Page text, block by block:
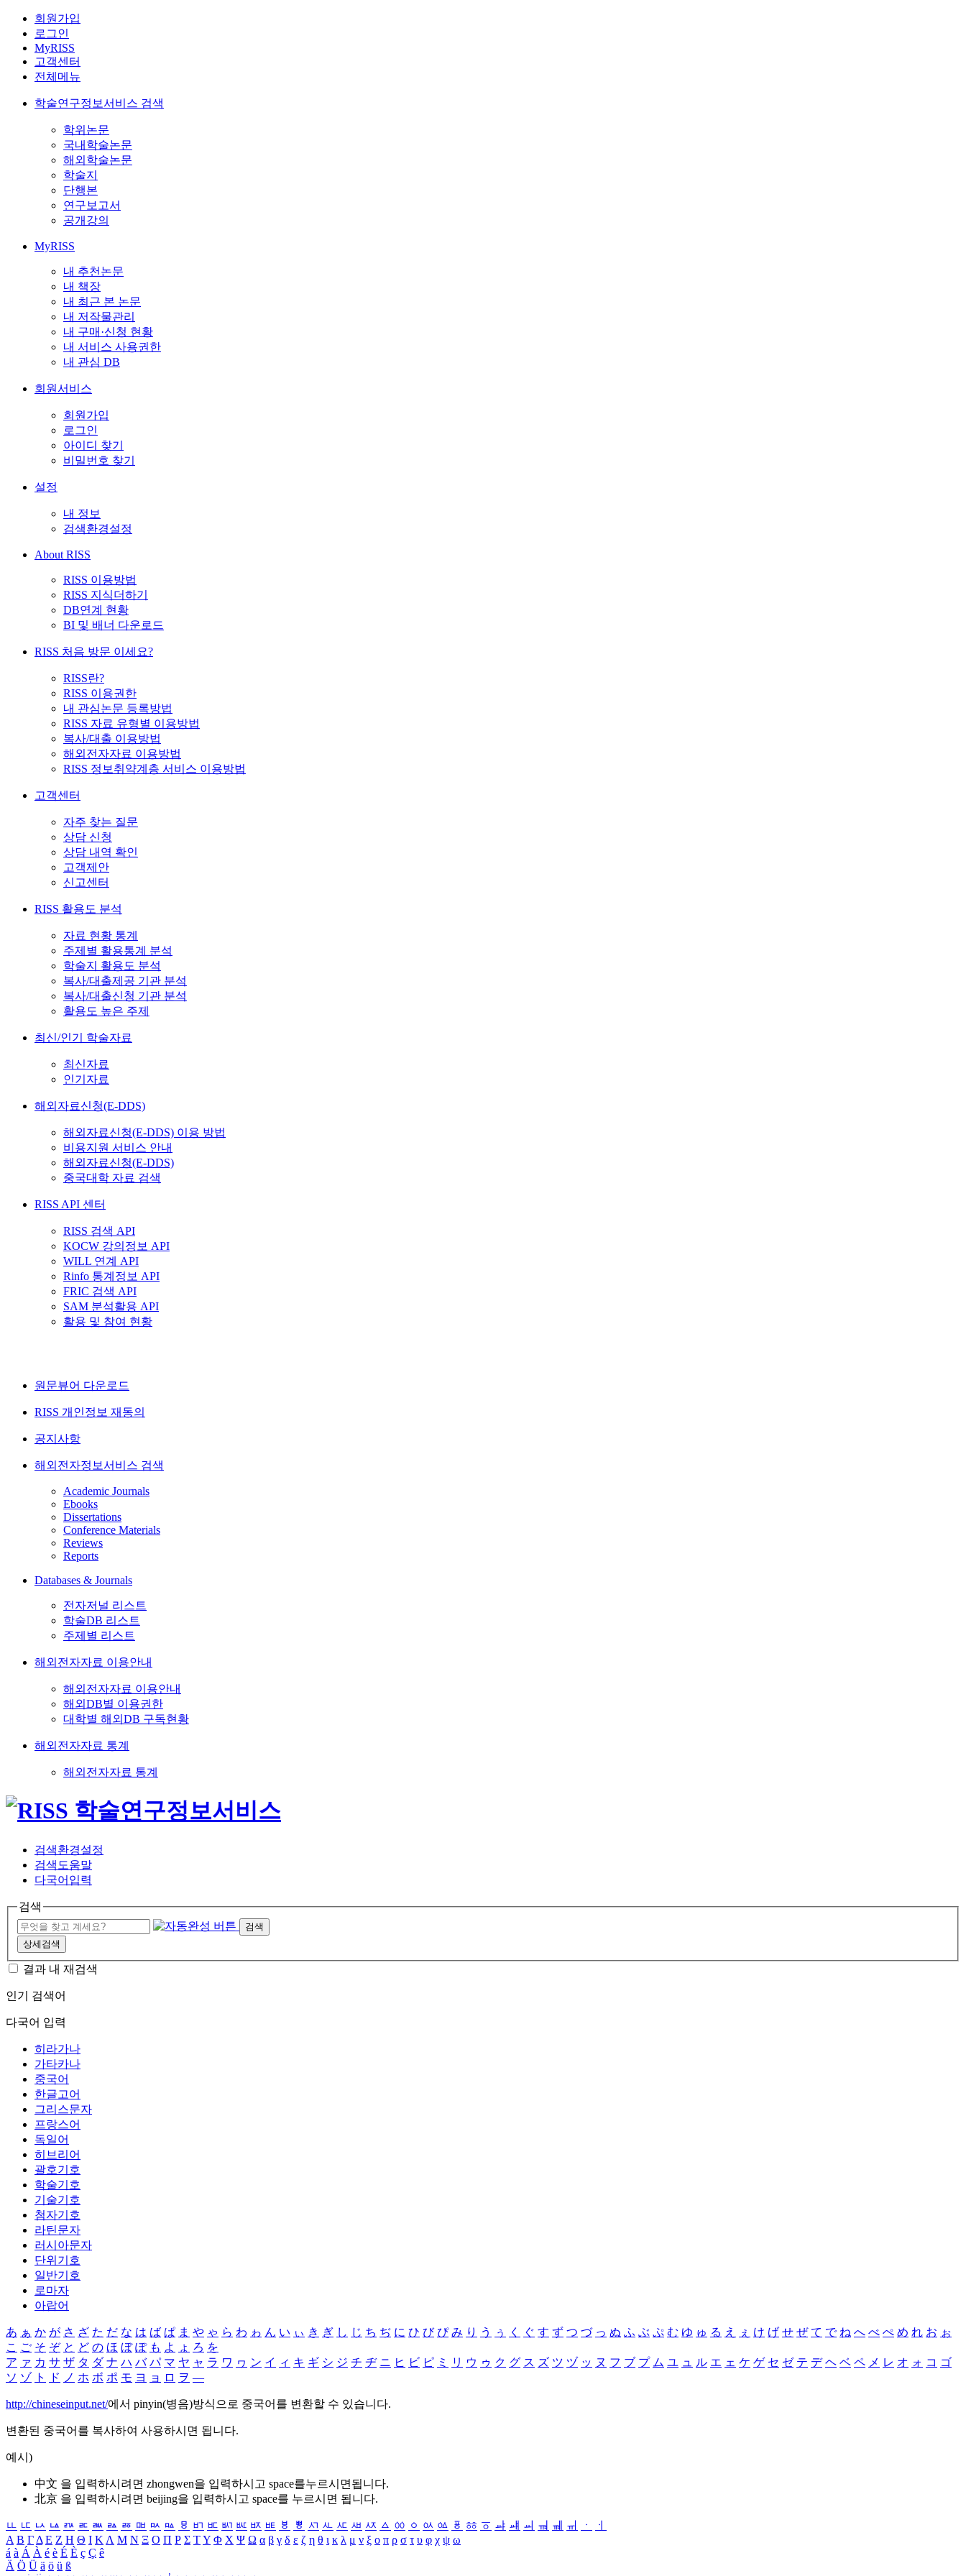
회원가입
로그인
MyRISS
고객센터
전체메뉴
학술연구정보서비스 검색
학위논문
국내학술논문
해외학술논문
학술지
단행본
연구보고서
공개강의
MyRISS
내 추천논문
내 책장
내 최근 본 논문
내 저작물관리
내 구매·신청 현황
내 서비스 사용권한
내 관심 DB
회원서비스
회원가입
로그인
아이디 찾기
비밀번호 찾기
설정
내 정보
검색환경설정
About RISS
RISS 이용방법
RISS 지식더하기
DB연계 현황
BI 및 배너 다운로드
RISS 처음 방문 이세요?
RISS란?
RISS 이용권한
내 관심논문 등록방법
RISS 자료 유형별 이용방법
복사/대출 이용방법
해외전자자료 이용방법
RISS 정보취약계층 서비스 이용방법
고객센터
자주 찾는 질문
상담 신청
상담 내역 확인
고객제안
신고센터
RISS 활용도 분석
자료 현황 통계
주제별 활용통계 분석
학술지 활용도 분석
복사/대출제공 기관 분석
복사/대출신청 기관 분석
활용도 높은 주제
최신/인기 학술자료
최신자료
인기자료
해외자료신청(E-DDS)
해외자료신청(E-DDS) 이용 방법
비용지원 서비스 안내
해외자료신청(E-DDS)
중국대학 자료 검색
RISS API 센터
RISS 검색 API
KOCW 강의정보 API
WILL 연계 API
Rinfo 통계정보 API
FRIC 검색 API
SAM 분석활용 API
활용 및 참여 현황
원문뷰어 다운로드
RISS 개인정보 재동의
공지사항
해외전자정보서비스 검색
Academic Journals
Ebooks
Dissertations
Conference Materials
Reviews
Reports
Databases & Journals
전자저널 리스트
학술DB 리스트
주제별 리스트
해외전자자료 이용안내
해외전자자료 이용안내
해외DB별 이용권한
대학별 해외DB 구독현황
해외전자자료 통계
해외전자자료 통계
검색환경설정
검색도움말
다국어입력
검색
검색
상세검색
결과 내 재검색
인기 검색어
다국어 입력
히라가나
가타카나
중국어
한글고어
그리스문자
프랑스어
독일어
히브리어
괄호기호
학술기호
기술기호
첨자기호
라틴문자
러시아문자
단위기호
일반기호
로마자
아랍어
あ ぁ か が さ ざ た だ な は ば ぱ ま や ゃ ら わ ゎ ん い ぃ き ぎ し じ ち ぢ に ひ び ぴ み り う ぅ く ぐ す ず つ づ っ ぬ ふ ぶ ぷ む ゆ ゅ る え ぇ け げ せ ぜ て で ね へ べ ぺ め れ お ぉ
こ ご そ ぞ と ど の ほ ぼ ぽ も よ ょ ろ を
ア ァ カ サ ザ タ ダ ナ ハ バ パ マ ヤ ャ ラ ワ ヮ ン イ ィ キ ギ シ ジ チ ヂ ニ ヒ ビ ピ ミ リ ウ ゥ ク グ ス ズ ツ ヅ ッ ヌ フ ブ プ ム ユ ュ ル エ ェ ケ ゲ セ ゼ テ デ ヘ ベ ペ メ レ オ ォ コ ゴ
ソ ゾ ト ド ノ ホ ボ ポ モ ヨ ョ ロ ヲ ―
http://chineseinput.net/에서 pinyin(병음)방식으로 중국어를 변환할 수 있습니다.
변환된 중국어를 복사하여 사용하시면 됩니다.
예시)
中文 을 입력하시려면 zhongwen을 입력하시고 space를누르시면됩니다.
北京 을 입력하시려면 beijing을 입력하시고 space를 누르시면 됩니다.
ㅥ ㅦ ㅧ ㅨ ㅩ ㅪ ㅫ ㅬ ㅭ ㅮ ㅯ ㅰ ㅱ ㅲ ㅳ ㅴ ㅵ ㅶ ㅷ ㅸ ㅹ ㅺ ㅻ ㅼ ㅽ ㅾ ㅿ ㆀ ㆁ ㆂ ㆃ ㆄ ㆅ ㆆ ㆇ ㆈ ㆉ ㆊ ㆋ ㆌ ㆍ
ㆎ
Α Β ΓΔ Ε Ζ Η Θ Ι ΚΛ Μ Ν Ξ Ο Π Ρ Σ ΤΥ Φ Χ Ψ Ω α β γ δ ε ζ η θ ι κ λ μ ν ξ ο π ρ σ τ υ φ χ ψ ω
á à Á À é è É È ç Ç ê
Ä Ö Ü ä ö ü ß